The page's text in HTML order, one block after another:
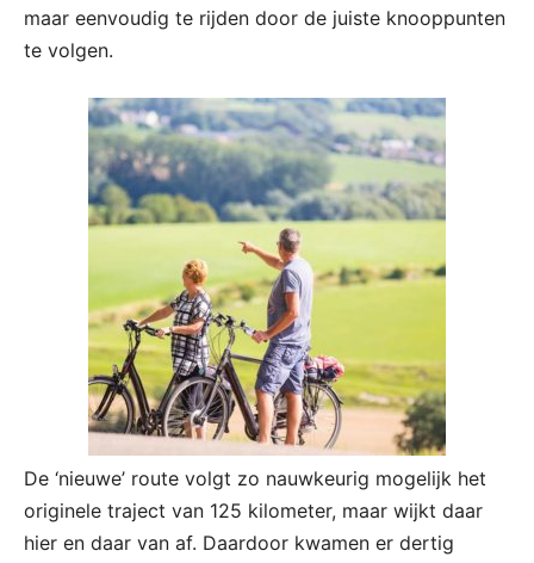
maar eenvoudig te rijden door de juiste knooppunten
te volgen.
De ‘nieuwe’ route volgt zo nauwkeurig mogelijk het
originele traject van 125 kilometer, maar wijkt daar
hier en daar van af. Daardoor kwamen er dertig